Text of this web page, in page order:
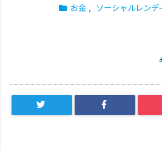
お金 , ソーシャルレンデ